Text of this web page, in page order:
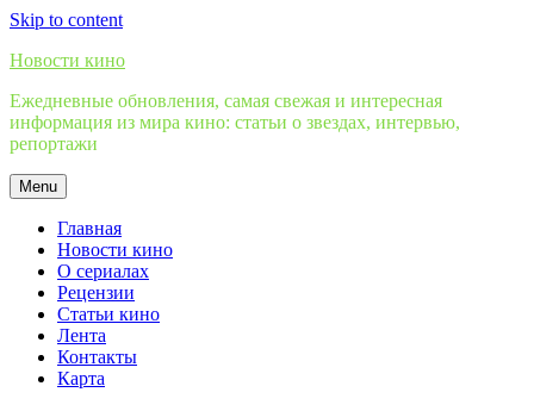
Skip to content
Новости кино
Ежедневные обновления, самая свежая и интересная
информация из мира кино: статьи о звездах, интервью,
репортажи
Menu
Главная
Новости кино
О сериалах
Рецензии
Статьи кино
Лента
Контакты
Карта